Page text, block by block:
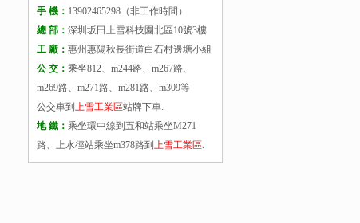
手 機： 13902465298（非工作時間）
總 部： 深圳坂田上雪科技園北區10號3樓
工 廠： 惠州惠陽秋長街道白石村邊塘小組
公 交： 乘坐812、m244路、m267路、
m269路、m271路、m281路、m309等
公交車到 上雪工業區站牌下車.
地 鐵： 乘坐環中線到五和站乘坐M271
路、上水徑站乘坐m378路到 上雪工業區.